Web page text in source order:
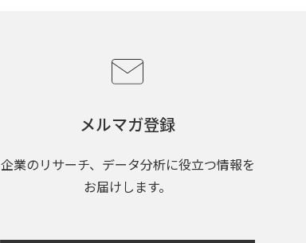
メルマガ登録
企業のリサーチ、データ分析に役立つ情報を
お届けします。